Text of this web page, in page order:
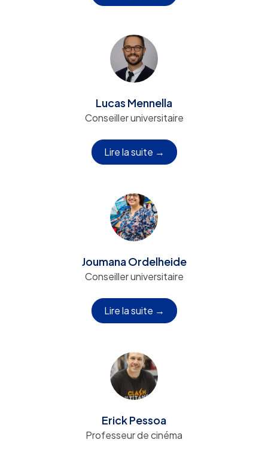
Lucas Mennella
Conseiller universitaire
Lire la suite →
Joumana Ordelheide
Conseiller universitaire
Lire la suite →
Erick Pessoa
Professeur de cinéma